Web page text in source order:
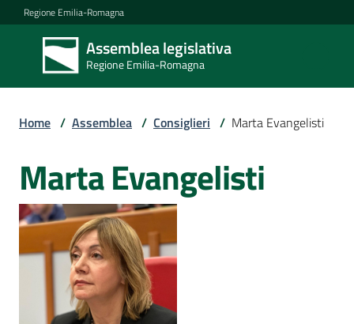
Vai al contenuto
Vai alla navigazione
Vai al footer
Regione Emilia-Romagna
Assemblea legislativa
Regione Emilia-Romagna
Assemblea
legislativa
Regione Emilia-
Assemblea
Attività
Argomenti
Home / Assemblea / Consiglieri / Marta Evangelisti
Salta al contenuto
Marta Evangelisti